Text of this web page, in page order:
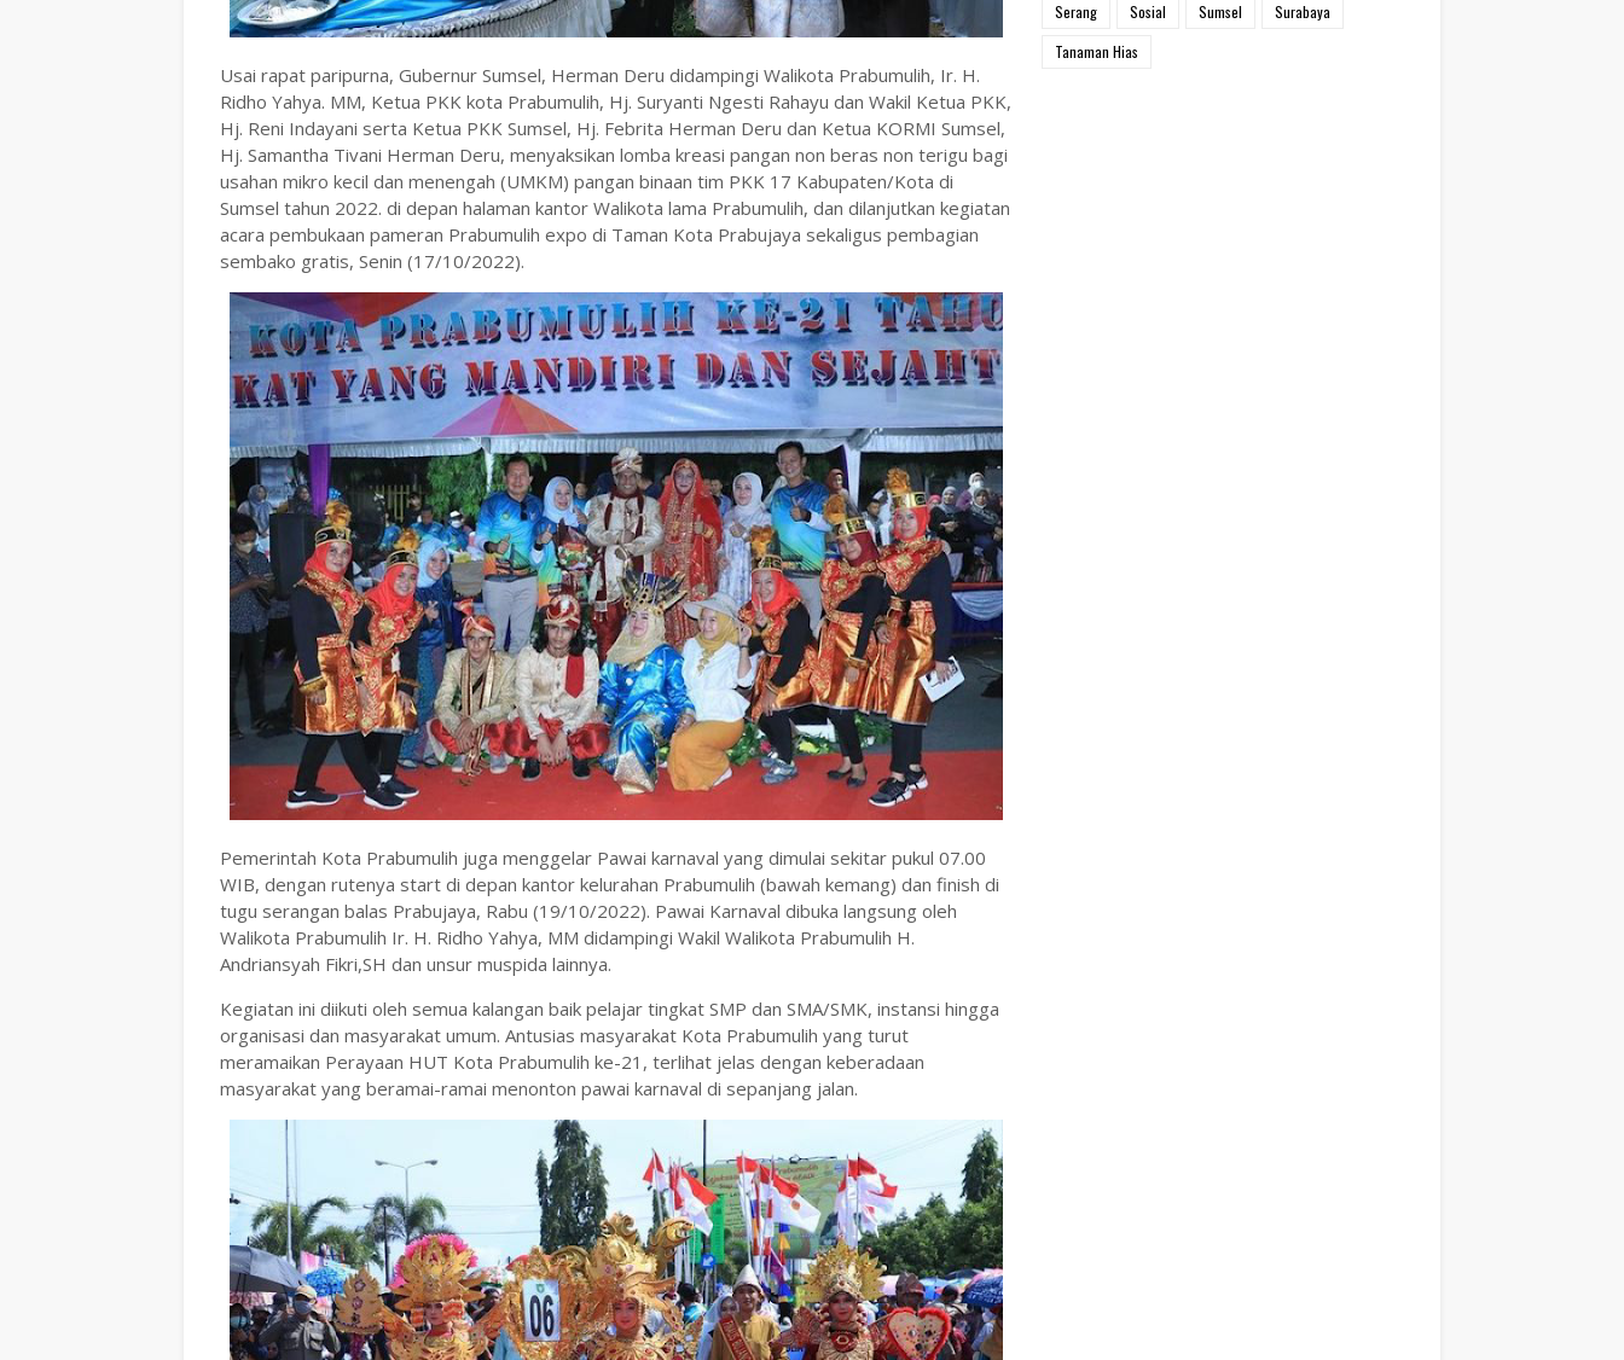
Usai rapat paripurna, Gubernur Sumsel, Herman Deru didampingi Walikota Prabumulih, Ir. H.
Ridho Yahya. MM, Ketua PKK kota Prabumulih, Hj. Suryanti Ngesti Rahayu dan Wakil Ketua PKK,
Hj. Reni Indayani serta Ketua PKK Sumsel, Hj. Febrita Herman Deru dan Ketua KORMI Sumsel,
Hj. Samantha Tivani Herman Deru, menyaksikan lomba kreasi pangan non beras non terigu bagi
usahan mikro kecil dan menengah (UMKM) pangan binaan tim PKK 17 Kabupaten/Kota di
Sumsel tahun 2022. di depan halaman kantor Walikota lama Prabumulih, dan dilanjutkan kegiatan
acara pembukaan pameran Prabumulih expo di Taman Kota Prabujaya sekaligus pembagian
sembako gratis, Senin (17/10/2022).
Pemerintah Kota Prabumulih juga menggelar Pawai karnaval yang dimulai sekitar pukul 07.00
WIB, dengan rutenya start di depan kantor kelurahan Prabumulih (bawah kemang) dan finish di
tugu serangan balas Prabujaya, Rabu (19/10/2022). Pawai Karnaval dibuka langsung oleh
Walikota Prabumulih Ir. H. Ridho Yahya, MM didampingi Wakil Walikota Prabumulih H.
Andriansyah Fikri,SH dan unsur muspida lainnya.
Kegiatan ini diikuti oleh semua kalangan baik pelajar tingkat SMP dan SMA/SMK, instansi hingga
organisasi dan masyarakat umum. Antusias masyarakat Kota Prabumulih yang turut
meramaikan Perayaan HUT Kota Prabumulih ke-21, terlihat jelas dengan keberadaan
masyarakat yang beramai-ramai menonton pawai karnaval di sepanjang jalan.
Serang
Sosial Sumsel
Surabaya
Tanaman Hias